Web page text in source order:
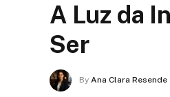
A Luz da
Ser
By Ana Clara Resende